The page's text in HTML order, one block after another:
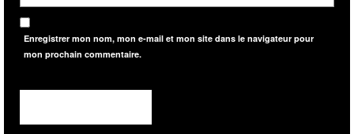
Enregistrer mon nom, mon e-mail et mon site dans le navigateur pour
mon prochain commentaire.